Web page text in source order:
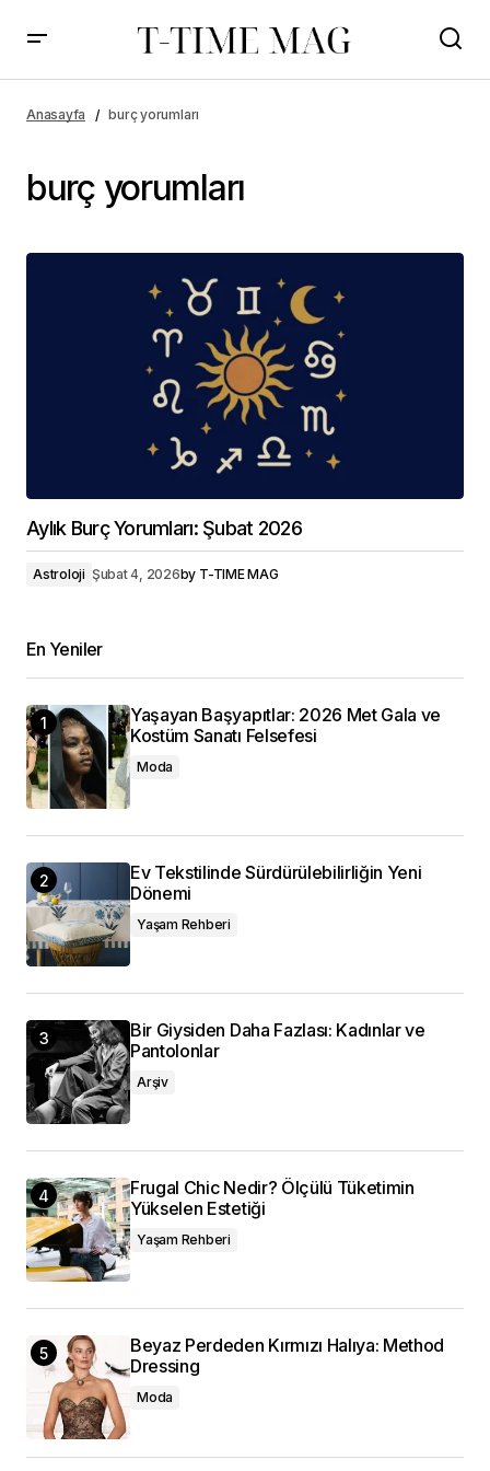
Anasayfa burç yorumları
burç yorumları
Aylık Burç Yorumları: Şubat 2026
Astroloji Şubat 4, 2026by T-TIME MAG
En Yeniler
Yaşayan Başyapıtlar: 2026 Met Gala ve
Kostüm Sanatı Felsefesi
Moda
Ev Tekstilinde Sürdürülebilirliğin Yeni
Dönemi
Yaşam Rehberi
Bir Giysiden Daha Fazlası: Kadınlar ve
Pantolonlar
Arşiv
Frugal Chic Nedir? Ölçülü Tüketimin
Yükselen Estetiği
Yaşam Rehberi
Beyaz Perdeden Kırmızı Halıya: Method
Dressing
Moda